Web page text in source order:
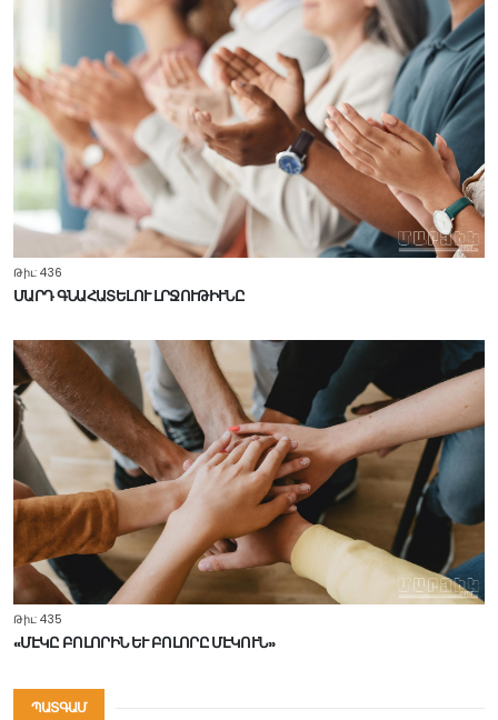
Թիւ: 436
ՄԱՐԴ ԳՆԱՀԱՏԵԼՈՒ ԼՐՋՈՒԹԻՒՆԸ
Թիւ: 435
«ՄԷԿԸ ԲՈԼՈՐԻՆ ԵՒ ԲՈԼՈՐԸ ՄԷԿՈՒՆ»
ՊԱՏԳԱՄ